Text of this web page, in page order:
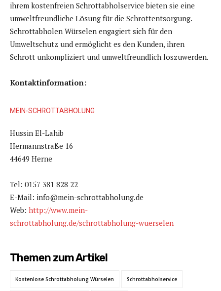
ihrem kostenfreien Schrottabholservice bieten sie eine
umweltfreundliche Lösung für die Schrottentsorgung.
Schrottabholen Würselen engagiert sich für den
Umweltschutz und ermöglicht es den Kunden, ihren
Schrott unkompliziert und umweltfreundlich loszuwerden.
Kontaktinformation:
MEIN-SCHROTTABHOLUNG
Hussin El-Lahib
Hermannstraße 16
44649 Herne
Tel: 0157 381 828 22
E-Mail: info@mein-schrottabholung.de
Web: http://www.mein-
schrottabholung.de/schrottabholung-wuerselen
Themen zum Artikel
Kostenlose Schrottabholung Würselen Schrottabholservice